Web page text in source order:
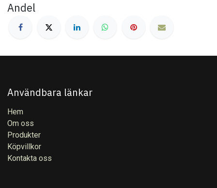
Andel
Användbara länkar
Hem
Om oss
Produkter
Köpvillkor
Kontakta oss